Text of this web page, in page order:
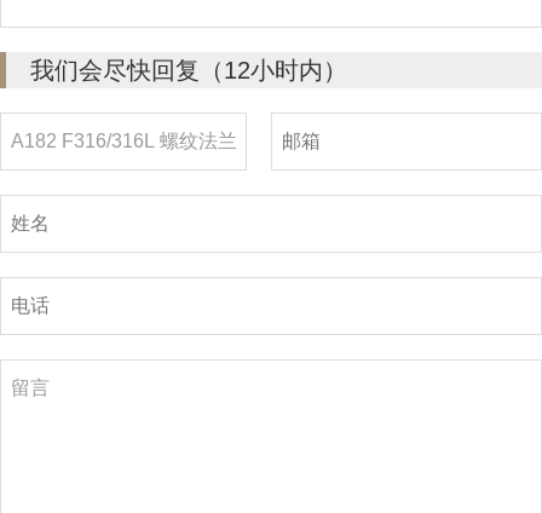
我们会尽快回复（12小时内）